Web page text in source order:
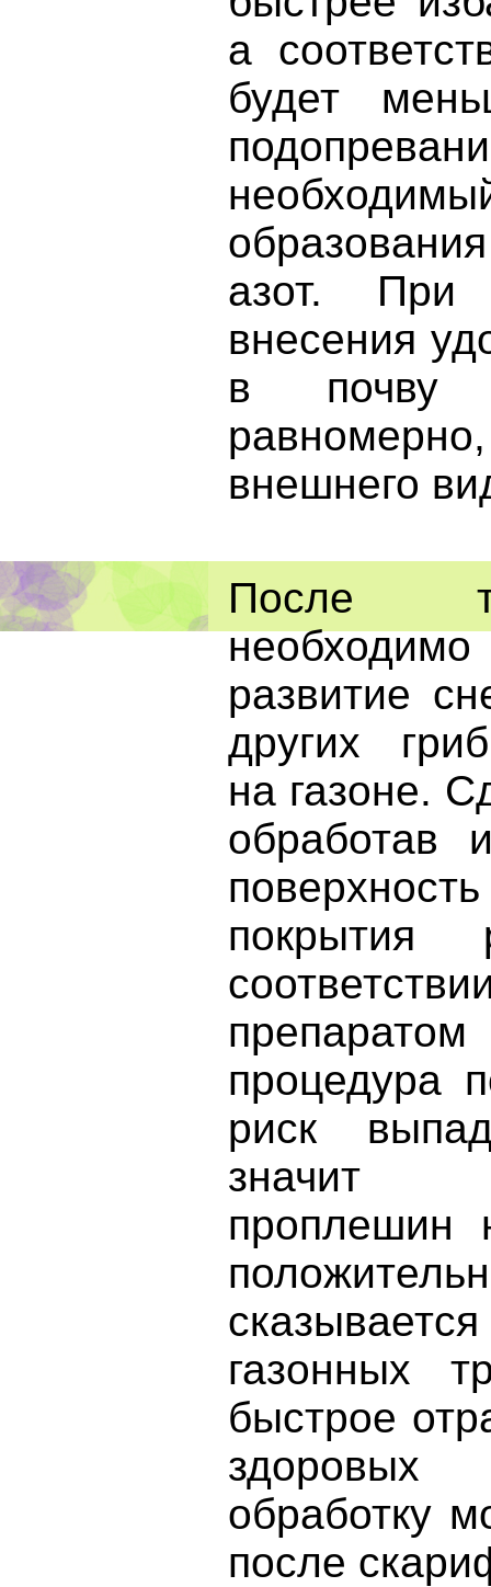
а
будет
азот. При
внесения
в почву
внешнего
После
развитие
других
на газоне.
обработав
покрытия
процедура
риск
значит
проплешин
газонных
быстрое
здоровых
обработку
после